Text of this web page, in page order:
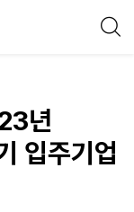
년
입주기업